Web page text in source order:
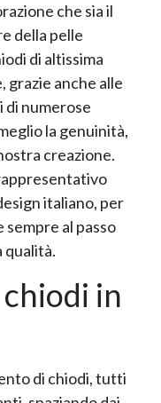
che sia il
della pelle
di altissima
grazie anche alle
di numerose
la genuinità,
creazione.
italiano, per
al passo
qualità.
in
di chiodi, tutti